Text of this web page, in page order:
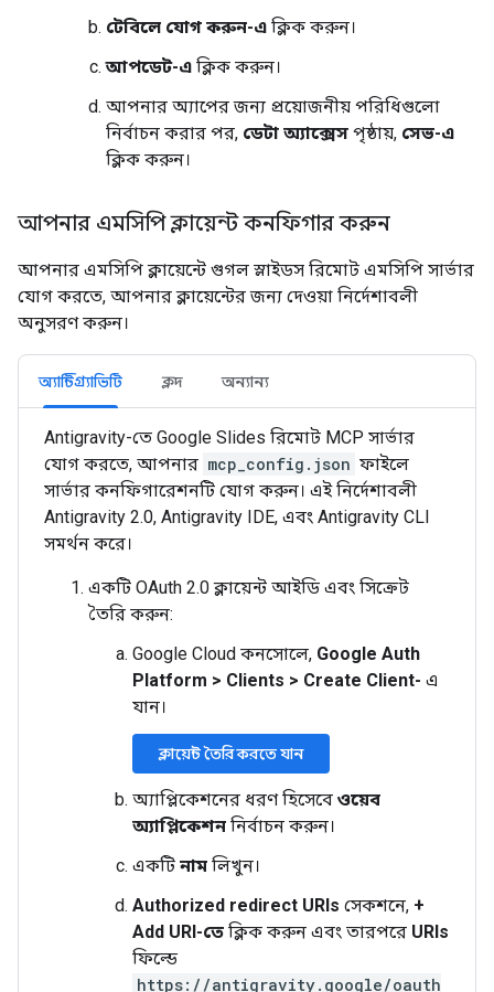
টেবিলে যোগ করুন-এ ক্লিক করুন।
আপডেট-এ ক্লিক করুন।
আপনার অ্যাপের জন্য প্রয়োজনীয় পরিধিগুলো
নির্বাচন করার পর, ডেটা অ্যাক্সেস পৃষ্ঠায়, সেভ-এ
ক্লিক করুন।
আপনার এমসিপি ক্লায়েন্ট কনফিগার করুন
আপনার এমসিপি ক্লায়েন্টে গুগল স্লাইডস রিমোট এমসিপি সার্ভার
যোগ করতে, আপনার ক্লায়েন্টের জন্য দেওয়া নির্দেশাবলী
অনুসরণ করুন।
অ্যান্টিগ্র্যাভিটি ক্লদ অন্যান্য
Antigravity-তে Google Slides রিমোট MCP সার্ভার
যোগ করতে, আপনার mcp_config.json ফাইলে
সার্ভার কনফিগারেশনটি যোগ করুন। এই নির্দেশাবলী
Antigravity 2.0, Antigravity IDE, এবং Antigravity CLI
সমর্থন করে।
একটি OAuth 2.0 ক্লায়েন্ট আইডি এবং সিক্রেট
তৈরি করুন:
Google Cloud কনসোলে, Google Auth
Platform > Clients > Create Client- এ
যান।
ক্লায়েন্ট তৈরি করতে যান
অ্যাপ্লিকেশনের ধরণ হিসেবে ওয়েব
অ্যাপ্লিকেশন নির্বাচন করুন।
একটি নাম লিখুন।
Authorized redirect URIs সেকশনে, +
Add URI-তে ক্লিক করুন এবং তারপরে URIs
ফিল্ডে
https://antigravity.google/oauth